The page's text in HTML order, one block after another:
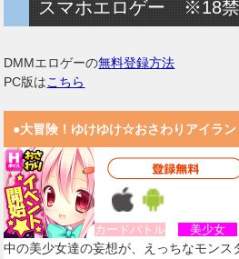
スマホエロゲー ※18禁
DMMエロゲーの無料登録方法
PC版はこちら
●大冒険！ゆけゆけ☆おさわりアイラン
カードバトル 美少女
中の美少女達の妄想が、えっちなモンス